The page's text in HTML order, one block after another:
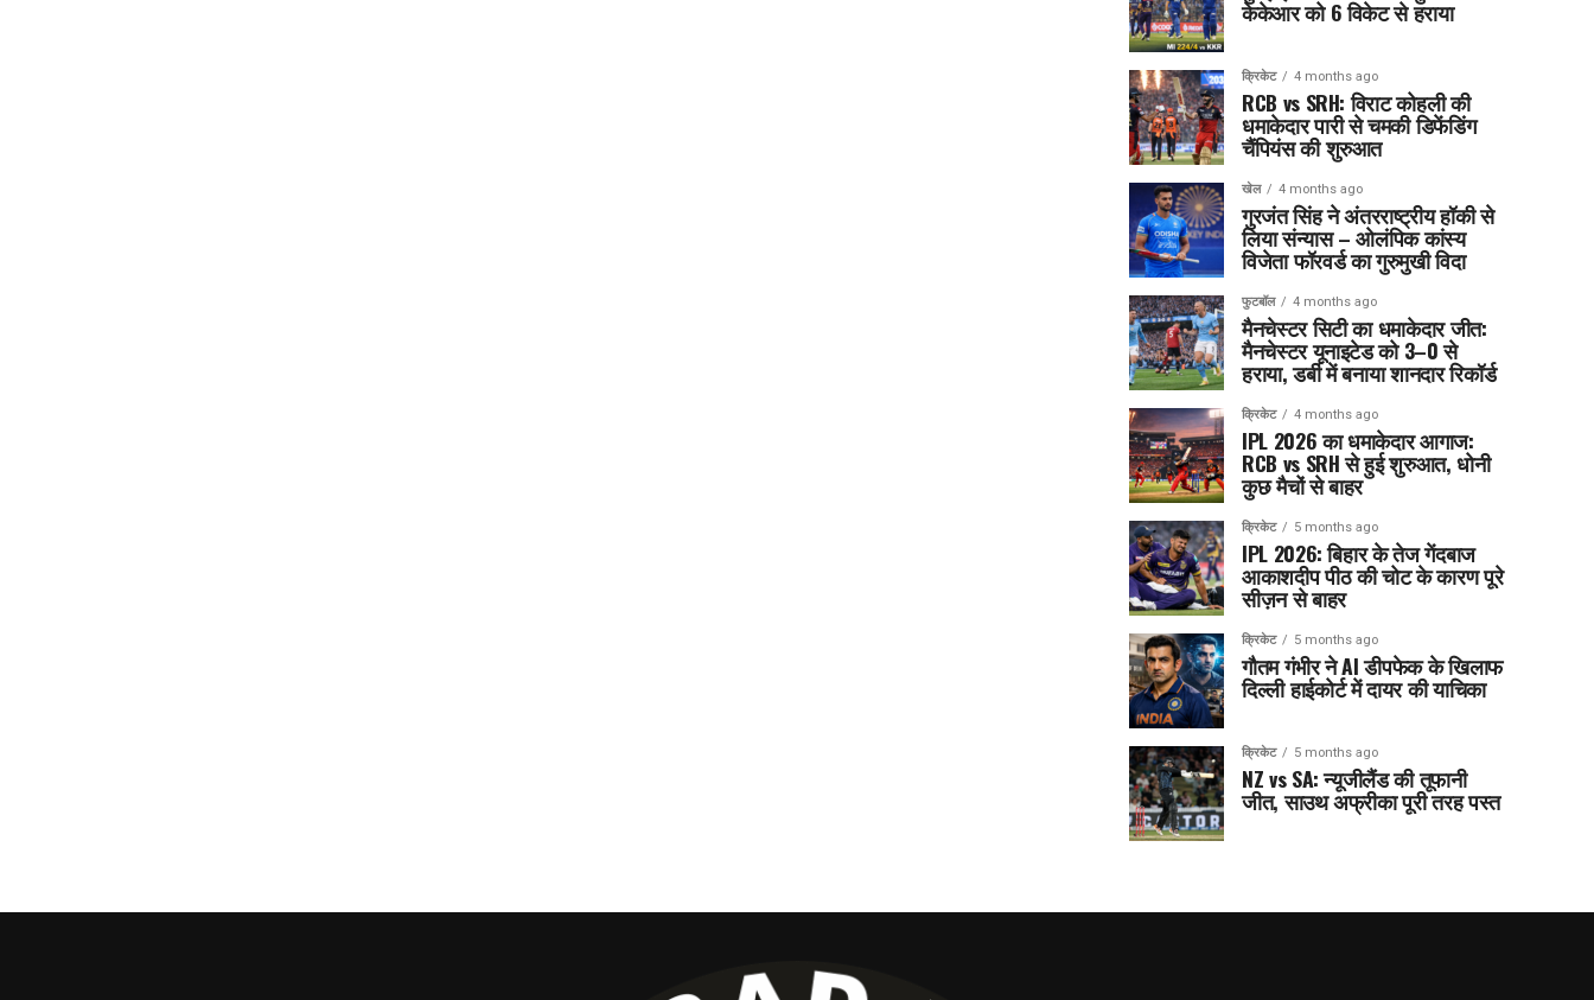
केकेआर को 6 विकेट से हराया
क्रिकेट 4 months ago
RCB vs SRH: विराट कोहली की
धमाकेदार पारी से चमकी डिफेंडिंग
चैंपियंस की शुरुआत
खेल 4 months ago
गुरजंत सिंह ने अंतरराष्ट्रीय हॉकी से
लिया संन्यास – ओलंपिक कांस्य
विजेता फॉरवर्ड का गुरुमुखी विदा
फुटबॉल 4 months ago
मैनचेस्टर सिटी का धमाकेदार जीत:
मैनचेस्टर यूनाइटेड को 3–0 से
हराया, डर्बी में बनाया शानदार रिकॉर्ड
क्रिकेट 4 months ago
IPL 2026 का धमाकेदार आगाज:
RCB vs SRH से हुई शुरुआत, धोनी
कुछ मैचों से बाहर
क्रिकेट 5 months ago
IPL 2026: बिहार के तेज गेंदबाज
आकाशदीप पीठ की चोट के कारण पूरे
सीज़न से बाहर
क्रिकेट 5 months ago
गौतम गंभीर ने AI डीपफेक के खिलाफ
दिल्ली हाईकोर्ट में दायर की याचिका
क्रिकेट 5 months ago
NZ vs SA: न्यूजीलैंड की तूफानी
जीत, साउथ अफ्रीका पूरी तरह पस्त